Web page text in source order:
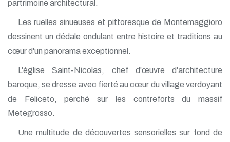
partrimoine architectural.
Les ruelles sinueuses et pittoresque de Montemaggioro
dessinent un dédale ondulant entre histoire et traditions au
cœur d'un panorama exceptionnel.
L'église Saint-Nicolas, chef d'œuvre d'architecture
baroque, se dresse avec fierté au cœur du village verdoyant
de Feliceto, perché sur les contreforts du massif
Metegrosso.
Une multitude de découvertes sensorielles sur fond de